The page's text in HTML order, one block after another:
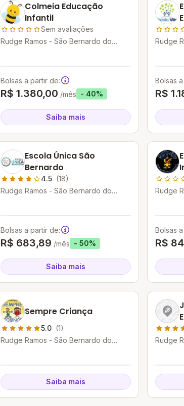
Colmeia Educação
Infantil
Sem avaliações
Rudge Ramos - São Bernardo do
Bolsas a partir de:
R$ 1.380,00 /mês - 40%
Saiba mais
Rudge
Bolsas
R$
Escola Única São
Bernardo
4.5 (18)
Rudge Ramos - São Bernardo do
Bolsas a partir de:
R$ 683,89 /mês - 50%
Saiba mais
Rudge
Bolsas
R$
Sempre Criança
5.0 (1)
Rudge Ramos - São Bernardo do
Saiba mais
Rudge